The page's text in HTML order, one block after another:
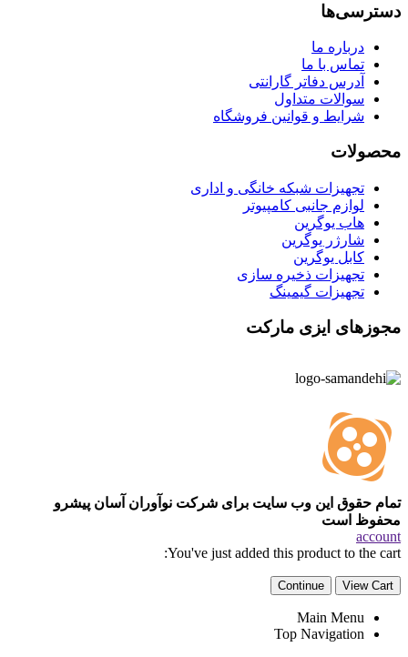
دسترسی‌ها
درباره ما
تماس با ما
آدرس دفاتر گارانتی
سوالات متداول
شرایط و قوانین فروشگاه
محصولات
تجهیزات شبکه خانگی و اداری
لوازم جانبی کامپیوتر
هاب یوگرین
شارژر یوگرین
کابل یوگرین
تجهیزات ذخیره سازی
تجهیزات گیمینگ
مجوزهای ایزی مارکت
تمام حقوق این وب سایت برای شرکت نوآوران آسان پیشرو
محفوظ است
account
You've just added this product to the cart:
View Cart
Continue
Main Menu
Top Navigation